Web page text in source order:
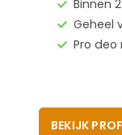
Binnen
Geheel
Pro deo
BEKIJK